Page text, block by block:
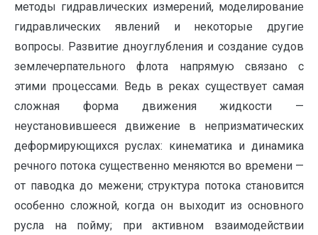
методы гидравлических измерений, моделирование
гидравлических явлений и некоторые другие
вопросы. Развитие дноуглубления и создание судов
землечерпательного флота напрямую связано с
этими процессами. Ведь в реках существует самая
сложная форма движения жидкости —
неустановившееся движение в непризматических
деформирующихся руслах: кинематика и динамика
речного потока существенно меняются во времени —
от паводка до межени; структура потока становится
особенно сложной, когда он выходит из основного
русла на пойму; при активном взаимодействии